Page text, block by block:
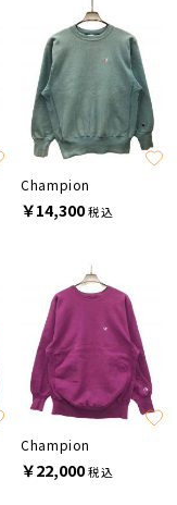
Champion
￥14,300税込
Champion
￥22,000税込